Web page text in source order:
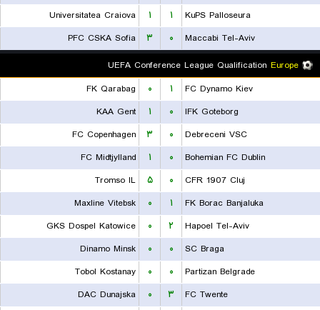
KuPS Palloseura
۱ ۱
Universitatea Craiova
Maccabi Tel-Aviv
۰ ۳
PFC CSKA Sofia
Europe
UEFA Conference League Qualification
FC Dynamo Kiev
۱ ۰
FK Qarabag
IFK Goteborg
۰ ۱
KAA Gent
Debreceni VSC
۰ ۳
FC Copenhagen
Bohemian FC Dublin
۰ ۱
FC Midtjylland
CFR 1907 Cluj
۰ ۵
Tromso IL
FK Borac Banjaluka
۱ ۰
Maxline Vitebsk
Hapoel Tel-Aviv
۲ ۰
GKS Dospel Katowice
SC Braga
۰ ۰
Dinamo Minsk
Partizan Belgrade
۰ ۰
Tobol Kostanay
FC Twente
۳ ۰
DAC Dunajska